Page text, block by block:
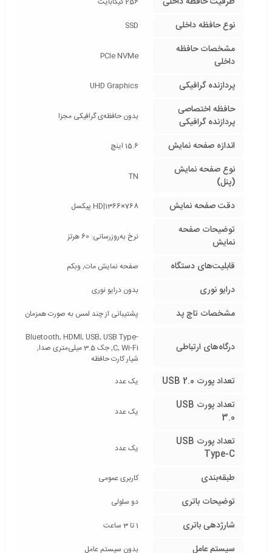
نوع حافظه داخلی SSD
مشخصات حافظه
داخلی
PCIe NVMe
پردازنده گرافیکی UHD Graphics
حافظه اختصاصی
پردازنده گرافیکی
بدون حافظه‌ی گرافیکی مجزا
اندازه صفحه نمایش 15.6 اینچ
نوع صفحه نمایش
(پنل)
TN
دقت صفحه نمایش HD|1366×768 پیکسل
توضیحات صفحه
نمایش
نرخ به‌روزرسانی: 60 هرتز
قابلیت‌های دستگاه صفحه نمایش مات, وبکم
درایو نوری بدون درایو نوری
مشخصات تاچ پد پشتیبانی از چند لمس به صورت همزمان
درگاه‌های ارتباطی
Bluetooth, HDMI, USB, USB Type-
C, Wi-Fi, جک 3.5 میلی‌متری صدا,
شیار کارت حافظه
تعداد پورت USB 2.0 یک عدد
تعداد پورت USB
3.0
یک عدد
تعداد پورت USB
Type-C
یک عدد
طبقه‌بندی کاربری عمومی
توضیحات باتری دو سلولی
شارژدهی باتری 1 تا 3 ساعت
سیستم عامل بدون سیستم عامل